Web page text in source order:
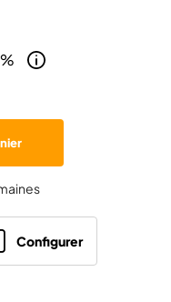
pour poteau
poteau
Configurer